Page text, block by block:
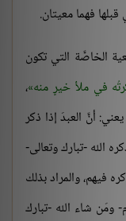
قبلها فهما معيتان.
الخاصَّة التي تكون
في ملأ خيرٍ منه ،
يعني: أنَّ العبدَ إذا ذكر
الله -تبارك وتعالى-
فيهم، والمراد بذلك
ومَن شاء الله -تبارك